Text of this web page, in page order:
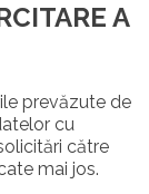
A
prevăzute de
cu
către
mai jos.